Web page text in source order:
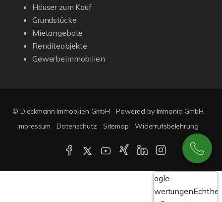
Häuser zum Kauf
Grundstücke
Mietangebote
Renditeobjekte
Gewerbeimmobilien
© Dieckmann Immobilien GmbH
Powered by Immonia GmbH
Impressum
Datenschutz Sitemap Widerrufsbelehrung
Google-
Bewertungen